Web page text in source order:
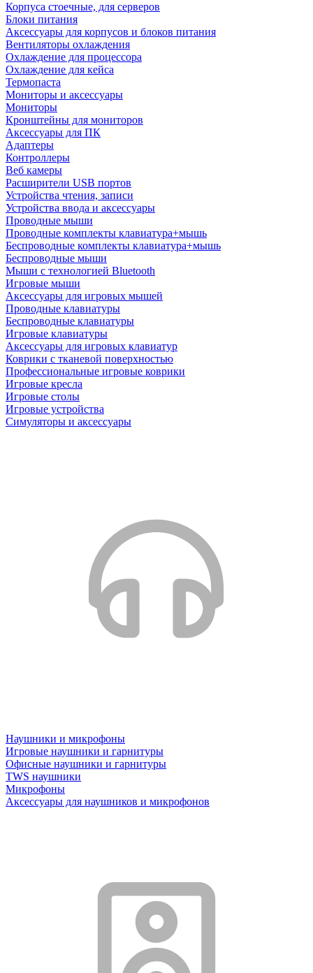
Корпуса стоечные, для серверов
Блоки питания
Аксессуары для корпусов и блоков питания
Вентиляторы охлаждения
Охлаждение для процессора
Охлаждение для кейса
Термопаста
Мониторы и аксессуары
Мониторы
Кронштейны для мониторов
Аксессуары для ПК
Адаптеры
Контроллеры
Веб камеры
Расширители USB портов
Устройства чтения, записи
Устройства ввода и аксессуары
Проводные мыши
Проводные комплекты клавиатура+мышь
Беспроводные комплекты клавиатура+мышь
Беспроводные мыши
Мыши с технологией Bluetooth
Игровые мыши
Аксессуары для игровых мышей
Проводные клавиатуры
Беспроводные клавиатуры
Игровые клавиатуры
Аксессуары для игровых клавиатур
Коврики с тканевой поверхностью
Профессиональные игровые коврики
Игровые кресла
Игровые столы
Игровые устройства
Симуляторы и аксессуары
Наушники и микрофоны
Игровые наушники и гарнитуры
Офисные наушники и гарнитуры
TWS наушники
Микрофоны
Аксессуары для наушников и микрофонов